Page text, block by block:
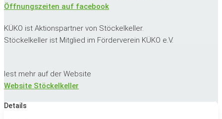
Öffnungszeiten auf facebook
KÜKO ist Aktionspartner von Stöckelkeller.
Stöckelkeller ist Mitglied im Förderverein KÜKO e.V.
lest mehr auf der Website
Website Stöckelkeller
Details